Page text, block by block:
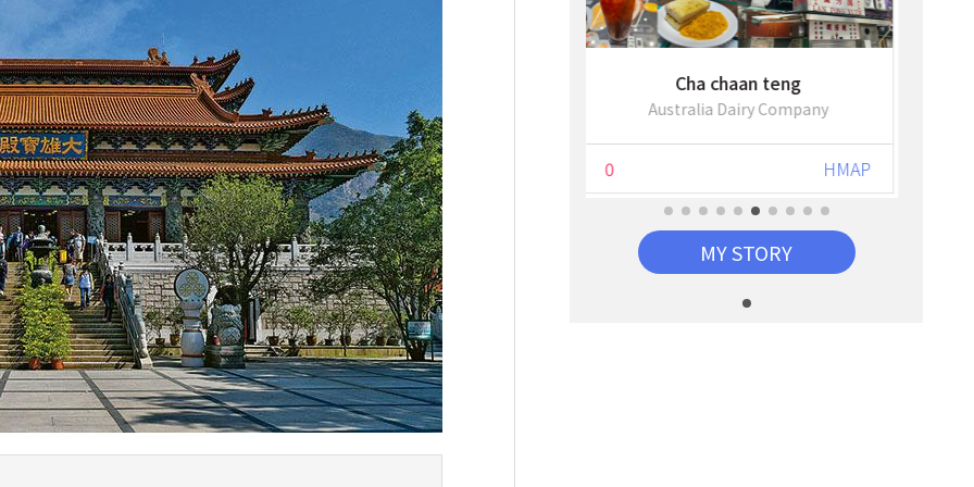
Jenny Cookie
Jenny Bakery
HMAP
Australia Dairy Company
0
St.Margaret's Church
A Moment of Romance
0 HMAP
MY STORY